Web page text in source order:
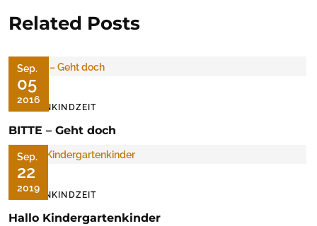
Related Posts
Sep.
05
2016
KLEINKINDZEIT
BITTE – Geht doch
Sep.
22
2019
KLEINKINDZEIT
Hallo Kindergartenkinder